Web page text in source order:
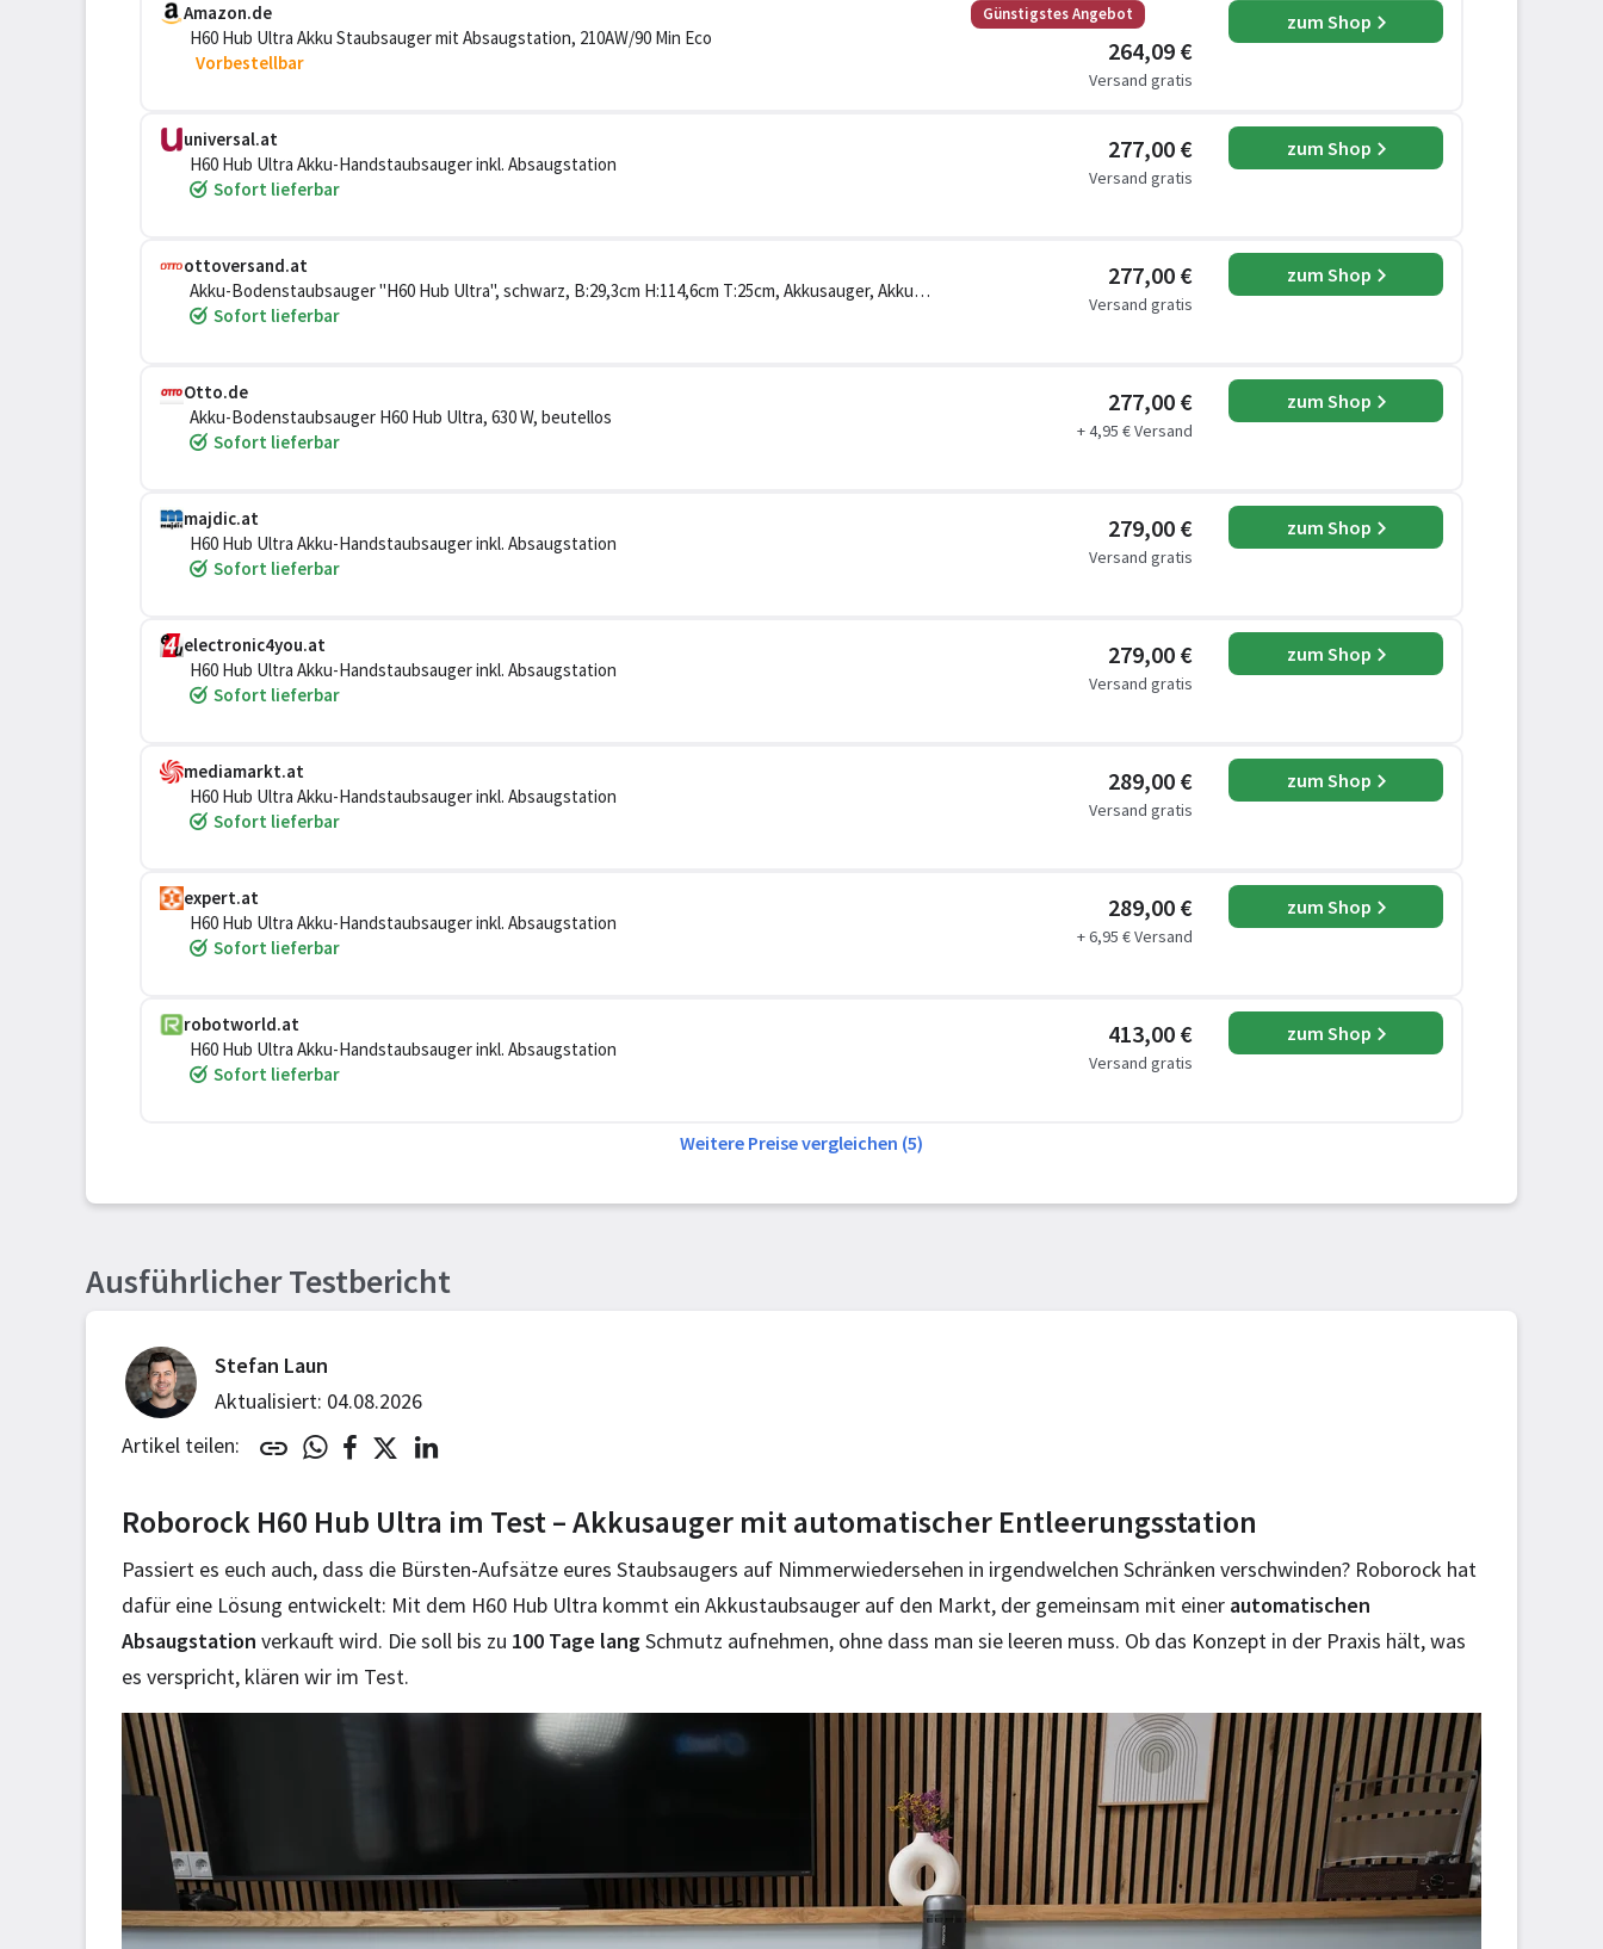
Amazon.de
H60 Hub Ultra Akku Staubsauger mit Absaugstation, 210AW/90 Min Eco
Vorbestellbar
Günstigstes Angebot
264,09 €
Versand gratis
zum Shop
universal.at
H60 Hub Ultra Akku-Handstaubsauger inkl. Absaugstation
Sofort lieferbar
277,00 €
Versand gratis
zum Shop
ottoversand.at
Akku-Bodenstaubsauger "H60 Hub Ultra", schwarz, B:29,3cm H:114,6cm T:25cm, Akkusauger, Akku-
Bodenstaubsauger
Sofort lieferbar
277,00 €
Versand gratis
zum Shop
Otto.de
Akku-Bodenstaubsauger H60 Hub Ultra, 630 W, beutellos
Sofort lieferbar
277,00 €
+ 4,95 € Versand
zum Shop
majdic.at
H60 Hub Ultra Akku-Handstaubsauger inkl. Absaugstation
Sofort lieferbar
279,00 €
Versand gratis
zum Shop
electronic4you.at
H60 Hub Ultra Akku-Handstaubsauger inkl. Absaugstation
Sofort lieferbar
279,00 €
Versand gratis
zum Shop
mediamarkt.at
H60 Hub Ultra Akku-Handstaubsauger inkl. Absaugstation
Sofort lieferbar
289,00 €
Versand gratis
zum Shop
expert.at
H60 Hub Ultra Akku-Handstaubsauger inkl. Absaugstation
Sofort lieferbar
289,00 €
+ 6,95 € Versand
zum Shop
robotworld.at
H60 Hub Ultra Akku-Handstaubsauger inkl. Absaugstation
Sofort lieferbar
413,00 €
Versand gratis
zum Shop
Weitere Preise vergleichen (5)
Ausführlicher Testbericht
Stefan Laun
Aktualisiert: 04.08.2026
Artikel teilen:
Roborock H60 Hub Ultra im Test – Akkusauger mit automatischer Entleerungsstation
Passiert es euch auch, dass die Bürsten-Aufsätze eures Staubsaugers auf Nimmerwiedersehen in irgendwelchen Schränken verschwinden? Roborock hat
dafür eine Lösung entwickelt: Mit dem H60 Hub Ultra kommt ein Akkustaubsauger auf den Markt, der gemeinsam mit einer automatischen
Absaugstation verkauft wird. Die soll bis zu 100 Tage langSchmutz aufnehmen, ohne dass man sie leeren muss. Ob das Konzept in der Praxis hält, was
es verspricht, klären wir im Test.